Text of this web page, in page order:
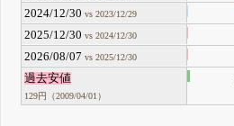
2024/12/30 vs 2023/12/29
2025/12/30 vs 2024/12/30
2026/08/07 vs 2025/12/30
過去安値
129円（2009/04/01）